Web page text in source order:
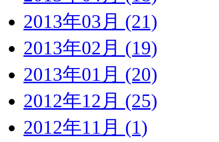
2013年03月 (21)
2013年02月 (19)
2013年01月 (20)
2012年12月 (25)
2012年11月 (1)